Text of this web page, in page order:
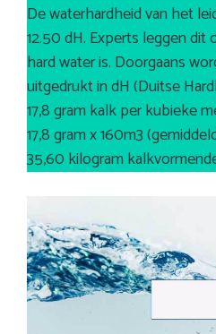
De waterhardheid van het
12.50 dH. Experts leggen
hard water is. Doorgaans
uitgedrukt in dH (Duitse
17,8 gram kalk per kubieke
17,8 gram x 160m3
35,60 kilogram